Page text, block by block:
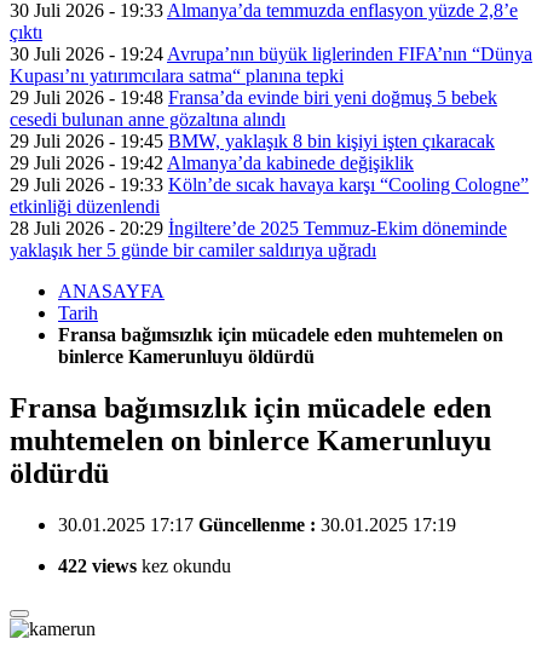
30 Juli 2026 - 19:33 Almanya’da temmuzda enflasyon yüzde 2,8’e
çıktı
30 Juli 2026 - 19:24 Avrupa’nın büyük liglerinden FIFA’nın “Dünya
Kupası’nı yatırımcılara satma“ planına tepki
29 Juli 2026 - 19:48 Fransa’da evinde biri yeni doğmuş 5 bebek
cesedi bulunan anne gözaltına alındı
29 Juli 2026 - 19:45 BMW, yaklaşık 8 bin kişiyi işten çıkaracak
29 Juli 2026 - 19:42 Almanya’da kabinede değişiklik
29 Juli 2026 - 19:33 Köln’de sıcak havaya karşı “Cooling Cologne”
etkinliği düzenlendi
28 Juli 2026 - 20:29 İngiltere’de 2025 Temmuz-Ekim döneminde
yaklaşık her 5 günde bir camiler saldırıya uğradı
ANASAYFA
Tarih
Fransa bağımsızlık için mücadele eden muhtemelen on
binlerce Kamerunluyu öldürdü
Fransa bağımsızlık için mücadele eden
muhtemelen on binlerce Kamerunluyu
öldürdü
30.01.2025 17:17 Güncellenme : 30.01.2025 17:19
422 views kez okundu